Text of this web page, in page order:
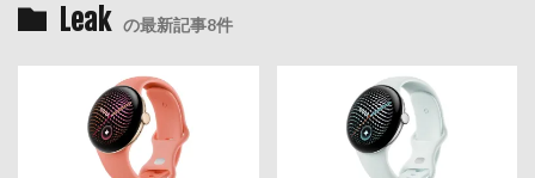
Leak の最新記事8件